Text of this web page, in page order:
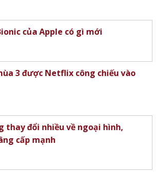
của Apple có gì mới
3 được Netflix công chiếu vào
thay đổi nhiều về ngoại hình,
cấp mạnh